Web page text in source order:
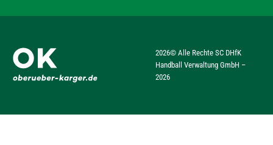
2026© Alle Rechte SC DHfK
Handball Verwaltung GmbH –
2026